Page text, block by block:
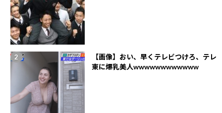
【画像】おい、早くテレビつけろ、テレ
東に爆乳美人wwwwwwwwwwww